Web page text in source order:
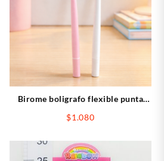
Birome boligrafo flexible punta
$1.080